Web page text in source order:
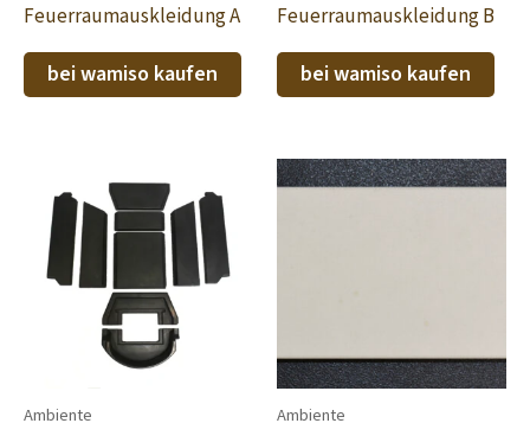
Feuerraumauskleidung A
bei wamiso kaufen
Feuerraumauskleidung B
bei wamiso kaufen
Ambiente Ambiente